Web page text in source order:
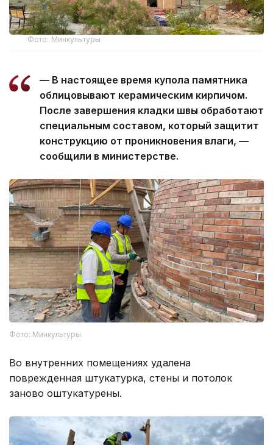
Фото: Минкультуры
— В настоящее время купола памятника
облицовывают керамическим кирпичом.
После завершения кладки швы обработают
специальным составом, который защитит
конструкцию от проникновения влаги, —
сообщили в министерстве.
Фото: Минкультуры
Во внутренних помещениях удалена
поврежденная штукатурка, стены и потолок
заново оштукатурены.